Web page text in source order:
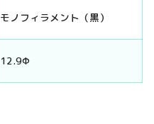
モノフィラメント（黒）
12.9Φ